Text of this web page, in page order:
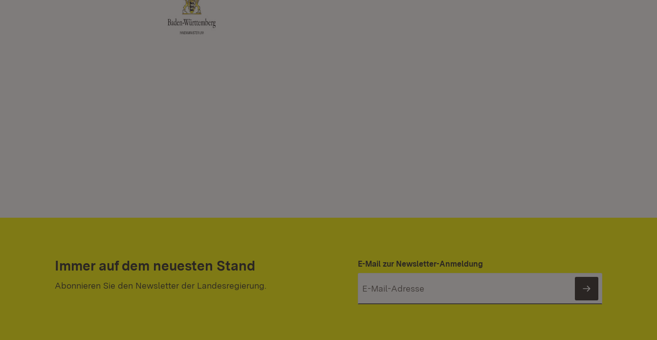
Immer auf dem neuesten Stand
Abonnieren Sie den Newsletter der Landesregierung.
E-Mail zur Newsletter-Anmeldung
Newsletter